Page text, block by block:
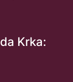
Krka: